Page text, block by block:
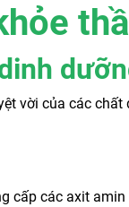
vời của các
cấp các axit